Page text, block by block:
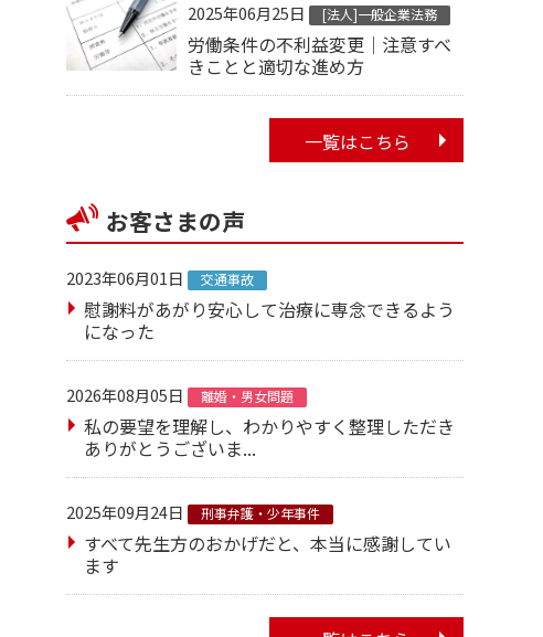
2025年06月25日 [法人]一般企業法務
労働条件の不利益変更｜注意すべ
きことと適切な進め方
一覧はこちら
お客さまの声
2023年06月01日 交通事故
慰謝料があがり安心して治療に専念できるよう
になった
2026年08月05日 離婚・男女問題
私の要望を理解し、わかりやすく整理しただき
ありがとうございま...
2025年09月24日 刑事弁護・少年事件
すべて先生方のおかげだと、本当に感謝してい
ます